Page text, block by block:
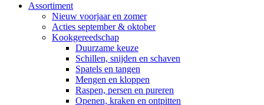
Assortiment
Nieuw voorjaar en zomer
Acties september & oktober
Kookgereedschap
Duurzame keuze
Schillen, snijden en schaven
Spatels en tangen
Mengen en kloppen
Raspen, persen en pureren
Openen, kraken en ontpitten